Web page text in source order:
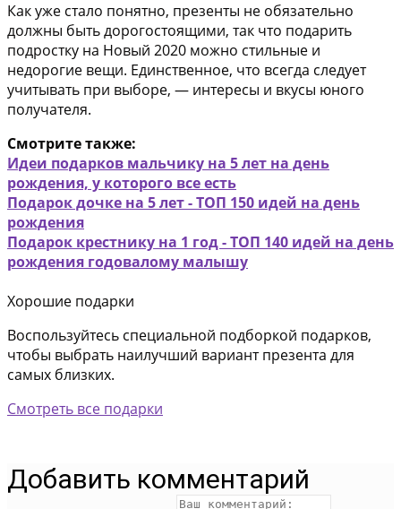
Как уже стало понятно, презенты не обязательно
должны быть дорогостоящими, так что подарить
подростку на Новый 2020 можно стильные и
недорогие вещи. Единственное, что всегда следует
учитывать при выборе, — интересы и вкусы юного
получателя.
Смотрите также:
Идеи подарков мальчику на 5 лет на день
рождения, у которого все есть
Подарок дочке на 5 лет - ТОП 150 идей на день
рождения
Подарок крестнику на 1 год - ТОП 140 идей на день
рождения годовалому малышу
Хорошие подарки
Воспользуйтесь специальной подборкой подарков,
чтобы выбрать наилучший вариант презента для
самых близких.
Смотреть все подарки
Добавить комментарий